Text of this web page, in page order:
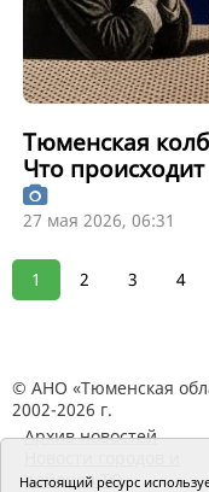
Тюменская
Что
27 мая 2026, 06:31
1 2 3 4
© АНО «Тюменская
2002-2026 г.
Архив новостей
районов ТО
Настоящий ресурс